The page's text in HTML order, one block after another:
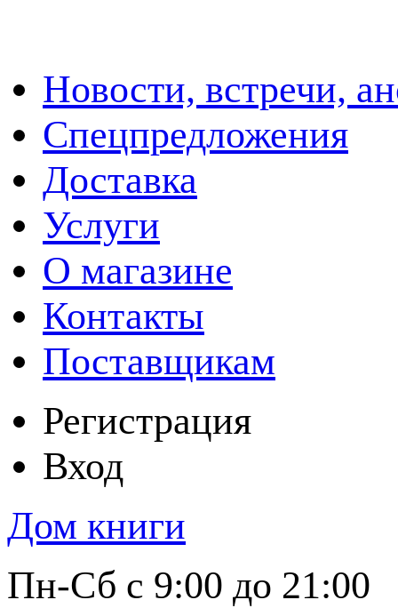
Новости, встречи,
Спецпредложения
Доставка
Услуги
О магазине
Контакты
Поставщикам
Регистрация
Вход
Дом книги
Пн-Сб с 9:00 до 21:00